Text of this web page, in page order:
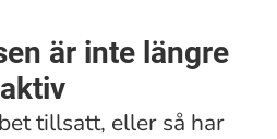
är inte längre
aktiv
tillsatt, eller så har